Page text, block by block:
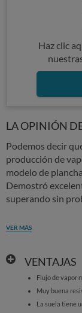
Haz clic
LA OPINIÓN
Podemos decir
producción de
modelo de
Demostró
superando sin
VER MÁS
VENTAJAS
Flujo de vapor
Muy buena
La suela tiene